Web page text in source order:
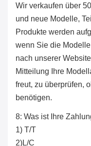
Wir verkaufen über
und neue Modelle,
Produkte werden
wenn Sie die
nach unserer
Mitteilung Ihre
freut, zu überprüfen,
benötigen.
8: Was ist Ihre
1) T/T
2)L/C